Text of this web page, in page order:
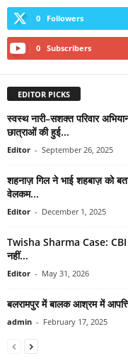
0 Followers
0 Subscribers
EDITOR PICKS
स्वस्थ नारी–सशक्त परिवार
छात्राओं की हुई...
Editor - September 26, 2025
शहनाज़ गिल ने भाई शहबाज़ को
वेलकम...
Editor - December 1, 2025
Twisha Sharma Case: CBI
नहीं...
Editor - May 31, 2026
बलरामपुर में बालक आश्रम में
admin - February 17, 2025